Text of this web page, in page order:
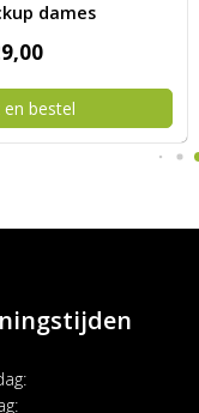
dames
00
bestel